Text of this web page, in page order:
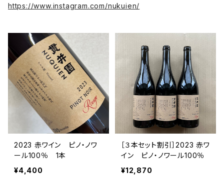
https://www.instagram.com/nukuien/
2023 赤ワイン ピノ・ノワ
ール100％ 1本
¥4,400
［３本セット割引］2023 赤ワ
イン ピノ・ノワール100％
¥12,870